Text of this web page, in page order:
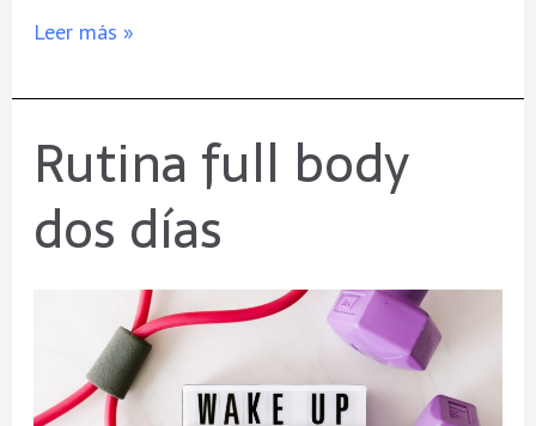
Leer más »
Rutina full body
dos días
Rutina
full
body
dos